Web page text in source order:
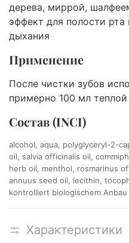
дерева, миррой,
эффект для полости
дыхания
Применение
После чистки зубов
примерно 100 мл
Состав (INCI)
alcohol, aqua, polyglyceryl-2-
oil, salvia officinalis oil,
herb oil, menthol, rosmarinus
annuus seed oil, lecithin,
kontrolliert biologischem Anbau
Характеристики